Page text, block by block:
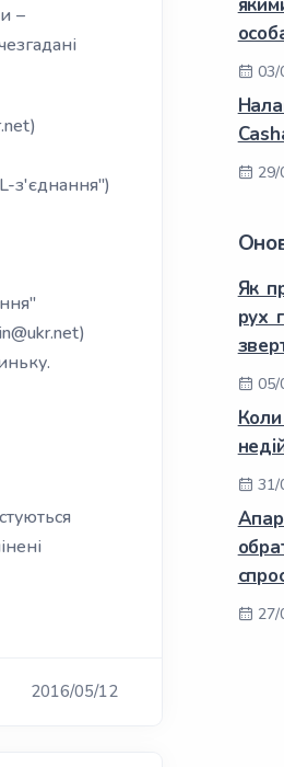
–
)
з'єднання")
)
2016/05/12
03/
29/
Як
рух
05/
31/
27/